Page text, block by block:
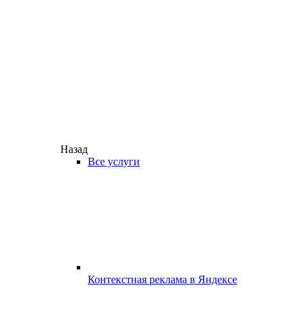
Назад
Все услуги
Контекстная реклама в Яндексе